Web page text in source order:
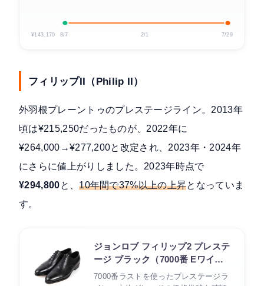
¥143,170 8/7 2/1 7/29
フィリップII（Philip II）
外羽根プレーントゥのプレステージライン。2013年
頃は¥215,250だったものが、2022年に
¥264,000→¥277,200と改定され、2023年・2024年
にさらに値上がりしました。2023年時点で
¥294,800と、10年間で37%以上の上昇となっていま
す。
ジョンロブ フィリップ2 プレステ
ージ ブラック（7000番 Eワイ
ズ）
7000番ラストを使ったプレステージラ